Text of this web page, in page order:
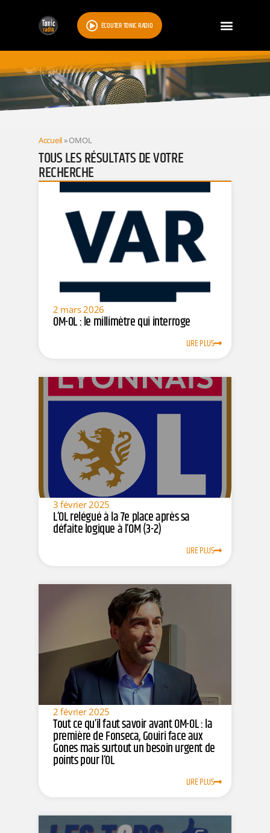
ÉCOUTER TONIC RADIO
RESULTATS
Accueil»OMOL
TOUS LES RÉSULTATS DE VOTRE
RECHERCHE
2 mars 2026
OM-OL : le millimètre qui interroge
LIRE PLUS
3 février 2025
L’OL relégué à la 7e place après sa
défaite logique à l’OM (3-2)
LIRE PLUS
2 février 2025
Tout ce qu’il faut savoir avant OM-OL : la
première de Fonseca, Gouiri face aux
Gones mais surtout un besoin urgent de
points pour l’OL
LIRE PLUS